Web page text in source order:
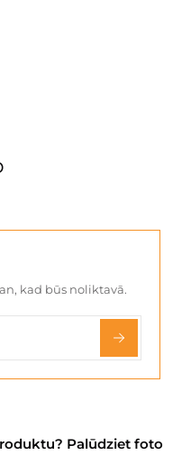
kad būs noliktavā.
Palūdziet foto